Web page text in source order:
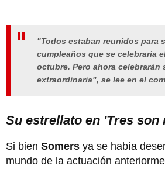
"Todos estaban reunidos para
cumpleaños que se celebraría
octubre. Pero ahora celebrarán
extraordinaria", se lee en el
Su estrellato en 'Tres
Si bien Somers ya se había
mundo de la actuación